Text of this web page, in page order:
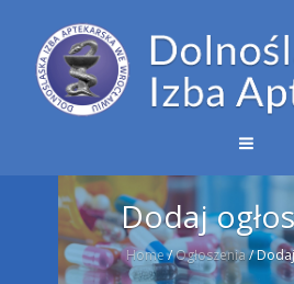
Dodaj
Home/Ogłoszenia/